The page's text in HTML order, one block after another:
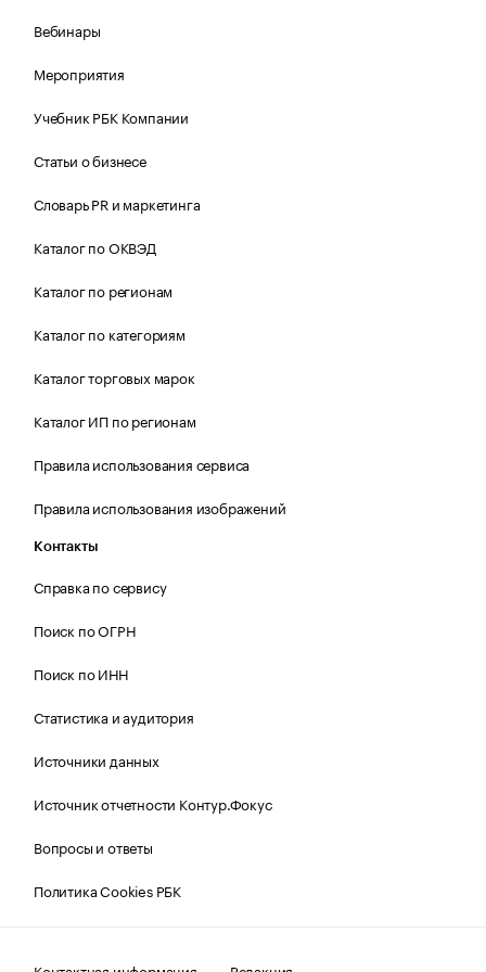
Вебинары
Мероприятия
Учебник РБК Компании
Статьи о бизнесе
Словарь PR и маркетинга
Каталог по ОКВЭД
Каталог по регионам
Каталог по категориям
Каталог торговых марок
Каталог ИП по регионам
Правила использования сервиса
Правила использования изображений
Контакты
Справка по сервису
Поиск по ОГРН
Поиск по ИНН
Статистика и аудитория
Источники данных
Источник отчетности Контур.Фокус
Вопросы и ответы
Политика Cookies РБК